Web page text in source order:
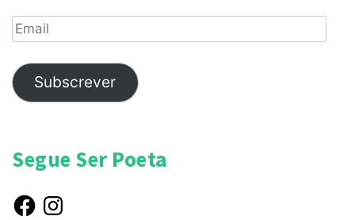
Email
Subscrever
Segue Ser Poeta
FacebookInstagram